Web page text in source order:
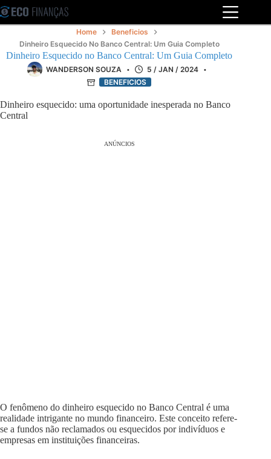
Pular
para
o
Home
Beneficios
Dinheiro Esquecido No Banco Central: Um Guia Completo
Dinheiro Esquecido no Banco Central: Um Guia Completo
WANDERSON SOUZA
5 / JAN / 2024
BENEFICIOS
Dinheiro esquecido: uma oportunidade inesperada no Banco
Central
ANÚNCIOS
O fenômeno do dinheiro esquecido no Banco Central é uma
realidade intrigante no mundo financeiro. Este conceito refere-
se a fundos não reclamados ou esquecidos por indivíduos e
empresas em instituições financeiras.